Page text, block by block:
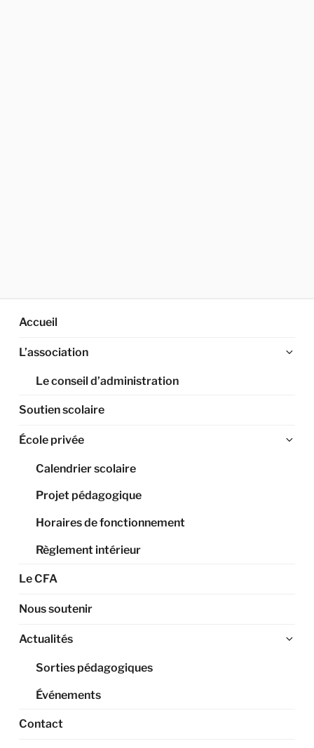
Accueil
L’association
Le conseil d’administration
Soutien scolaire
École privée
Calendrier scolaire
Projet pédagogique
Horaires de fonctionnement
Règlement intérieur
Le CFA
Nous soutenir
Actualités
Sorties pédagogiques
Événements
Contact